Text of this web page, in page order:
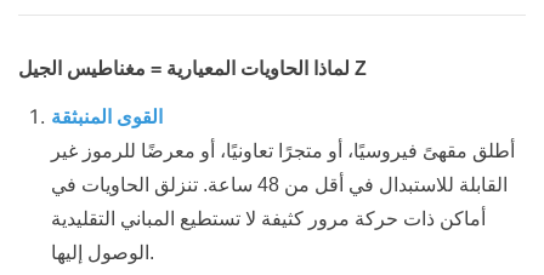
لماذا الحاويات المعيارية = مغناطيس الجيل Z
القوى المنبثقة
أطلق مقهىً فيروسيًا، أو متجرًا تعاونيًا، أو معرضًا للرموز غير
القابلة للاستبدال في أقل من 48 ساعة. تنزلق الحاويات في
أماكن ذات حركة مرور كثيفة لا تستطيع المباني التقليدية
الوصول إليها.